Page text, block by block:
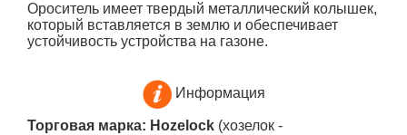
Ороситель имеет твердый металлический колышек,
который вставляется в землю и обеспечивает
устойчивость устройства на газоне.
Информация
Торговая марка: Hozelock (хозелок -